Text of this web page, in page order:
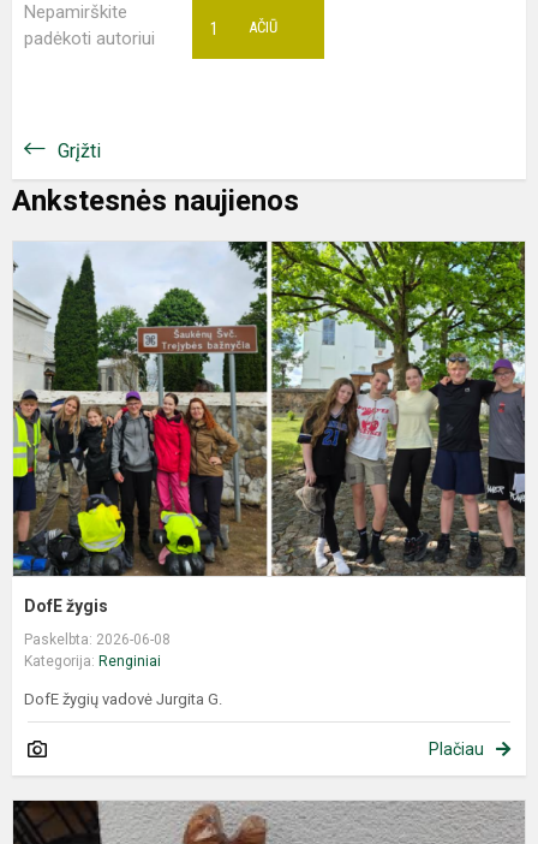
Nepamirškite
padėkoti autoriui
AČIŪ
1
Grįžti
Ankstesnės naujienos
DofE žygis
Paskelbta: 2026-06-08
Kategorija: Renginiai
DofE žygių vadovė Jurgita G.
Plačiau